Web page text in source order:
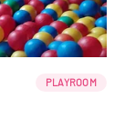
PLAYROOM